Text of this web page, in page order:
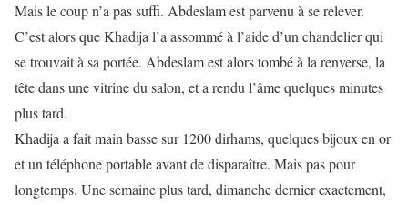
Mais le coup n’a pas suffi. Abdeslam est parvenu à se relever.
C’est alors que Khadija l’a assommé à l’aide d’un chandelier qui
se trouvait à sa portée. Abdeslam est alors tombé à la renverse, la
tête dans une vitrine du salon, et a rendu l’âme quelques minutes
plus tard.
Khadija a fait main basse sur 1200 dirhams, quelques bijoux en or
et un téléphone portable avant de disparaître. Mais pas pour
longtemps. Une semaine plus tard, dimanche dernier exactement,